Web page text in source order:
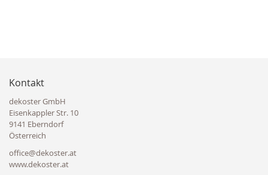
Kontakt
dekoster GmbH
Eisenkappler Str. 10
9141 Eberndorf
Österreich
office@dekoster.at
www.dekoster.at